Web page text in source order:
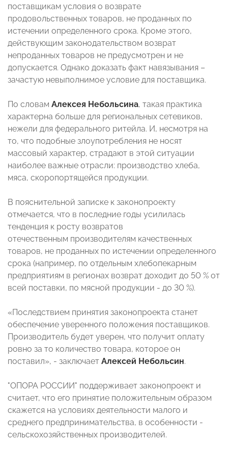
поставщикам условия о возврате
продовольственных товаров, не проданных по
истечении определенного срока. Кроме этого,
действующим законодательством возврат
непроданных товаров не предусмотрен и не
допускается. Однако доказать факт навязывания –
зачастую невыполнимое условие для поставщика.
По словам Алексея Небольсина, такая практика
характерна больше для региональных сетевиков,
нежели для федерального ритейла. И, несмотря на
то, что подобные злоупотребления не носят
массовый характер, страдают в этой ситуации
наиболее важные отрасли: производство хлеба,
мяса, скоропортящейся продукции.
В пояснительной записке к законопроекту
отмечается, что в последние годы усилилась
тенденция к росту возвратов
отечественным производителям качественных
товаров, не проданных по истечении определенного
срока (например, по отдельным хлебопекарным
предприятиям в регионах возврат доходит до 50 % от
всей поставки, по мясной продукции - до 30 %).
«Последствием принятия законопроекта станет
обеспечение уверенного положения поставщиков.
Производитель будет уверен, что получит оплату
ровно за то количество товара, которое он
поставил», - заключает Алексей Небольсин.
"ОПОРА РОССИИ" поддерживает законопроект и
считает, что его принятие положительным образом
скажется на условиях деятельности малого и
среднего предпринимательства, в особенности -
сельскохозяйственных производителей.